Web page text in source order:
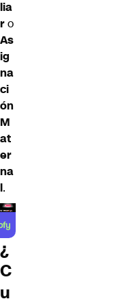
lia
ro
As
ig
na
ci
ón
M
at
er
na
l.
¿
C
u